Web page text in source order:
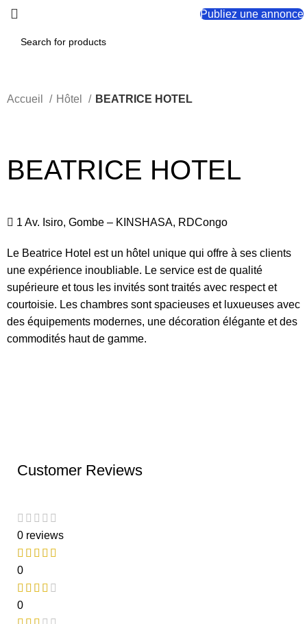
Publiez une annonce
Accueil Hôtel BEATRICE HOTEL
BEATRICE HOTEL
1 Av. Isiro, Gombe – KINSHASA, RDCongo
Le Beatrice Hotel est un hôtel unique qui offre à ses clients
une expérience inoubliable. Le service est de qualité
supérieure et tous les invités sont traités avec respect et
courtoisie. Les chambres sont spacieuses et luxueuses avec
des équipements modernes, une décoration élégante et des
commodités haut de gamme.
Customer Reviews
0 reviews
0
0